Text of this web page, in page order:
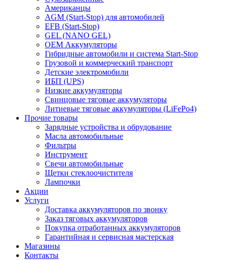
Американцы
AGM (Start-Stop) для автомобилей
EFB (Start-Stop)
GEL (NANO GEL)
OEM Аккумуляторы
Гибридные автомобили и система Start-Stop
Грузовой и коммерческий транспорт
Детские электромобили
ИБП (UPS)
Низкие аккумуляторы
Свинцовые тяговые аккумуляторы
Литиевые тяговые аккумуляторы (LiFePo4)
Прочие товары
Зарядные устройства и обрудование
Масла автомобильные
Фильтры
Инструмент
Свечи автомобильные
Щетки стеклоочистителя
Лампочки
Акции
Услуги
Доставка аккумуляторов по звонку
Заказ тяговых аккумуляторов
Покупка отработанных аккумуляторов
Гарантийная и сервисная мастерская
Магазины
Контакты